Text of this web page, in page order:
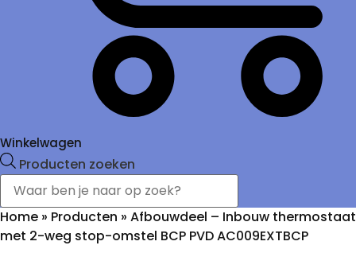
Winkelwagen
Producten zoeken
Home » Producten » Afbouwdeel – Inbouw thermostaat
met 2-weg stop-omstel BCP PVD AC009EXTBCP